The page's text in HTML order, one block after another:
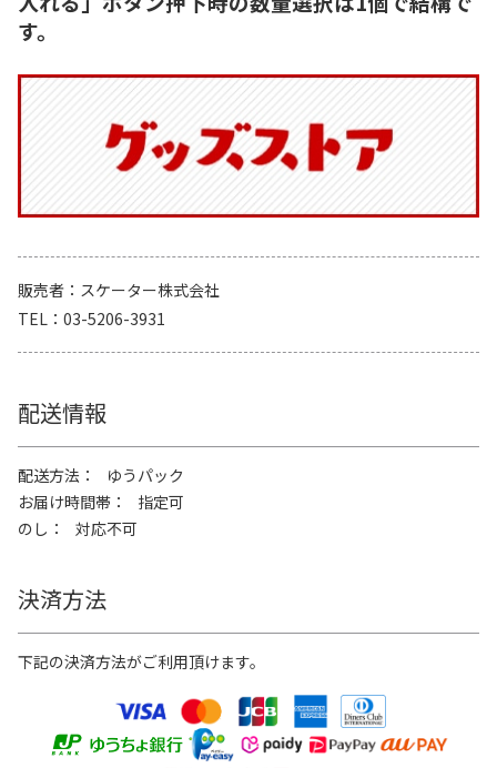
す。
販売者
スケーター株式会社
TEL
03-5206-3931
配送情報
配送方法
ゆうパック
お届け時間帯
指定可
のし
対応不可
決済方法
下記の決済方法がご利用頂けます。